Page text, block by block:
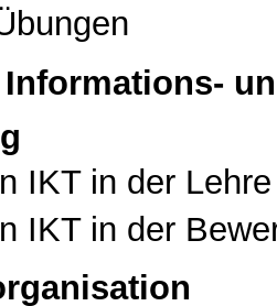
IKT in der Lehre
IKT in der